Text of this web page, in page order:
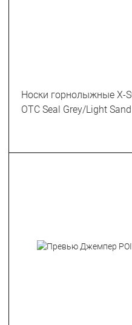
Носки горнолыжные X-
OTC Seal Grey/Light Sand